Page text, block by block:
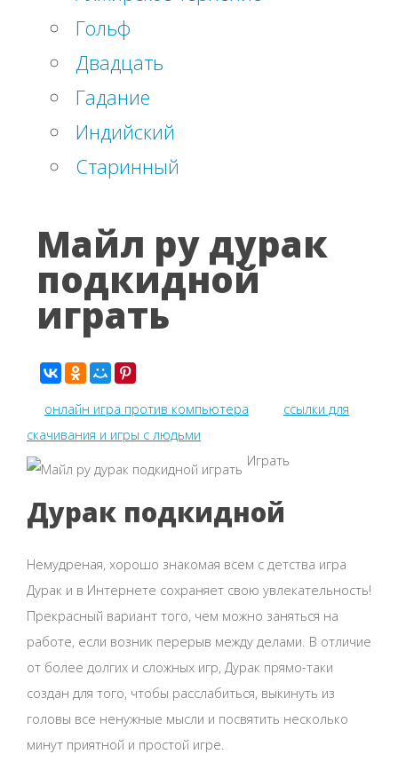
Гольф
Двадцать
Гадание
Индийский
Старинный
Майл ру дурак
подкидной
играть
онлайн игра против компьютера
ссылки для
скачивания и игры с людьми
Играть
Дурак подкидной
Немудреная, хорошо знакомая всем с детства игра
Дурак и в Интернете сохраняет свою увлекательность!
Прекрасный вариант того, чем можно заняться на
работе, если возник перерыв между делами. В отличие
от более долгих и сложных игр, Дурак прямо-таки
создан для того, чтобы расслабиться, выкинуть из
головы все ненужные мысли и посвятить несколько
минут приятной и простой игре.